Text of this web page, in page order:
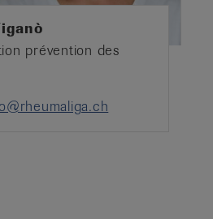
prévention des